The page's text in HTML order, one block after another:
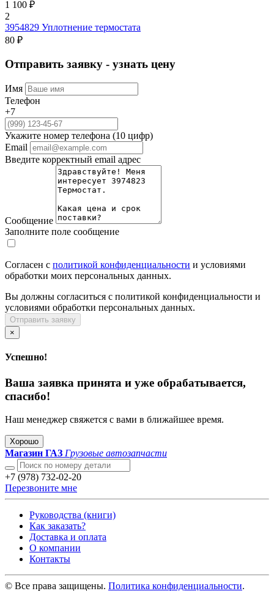
1 100 ₽
2
3954829 Уплотнение термостата
80 ₽
Отправить заявку - узнать цену
Имя
Телефон
+7
Укажите номер телефона (10 цифр)
Email
Введите корректный email адрес
Сообщение
Заполните поле сообщение
Согласен с политикой конфиденциальности и условиями
обработки моих персональных данных.
Вы должны согласиться с политикой конфиденциальности и
условиями обработки персональных данных.
Отправить заявку
×
Успешно!
Ваша заявка принята и уже обрабатывается,
спасибо!
Наш менеджер свяжется с вами в ближайшее время.
Хорошо
Магазин ГАЗ Грузовые автозапчасти
+7 (978) 732-02-20
Перезвоните мне
Руководства (книги)
Как заказать?
Доставка и оплата
О компании
Контакты
© Все права защищены. Политика конфиденциальности.